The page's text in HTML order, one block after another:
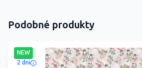
Podobné produkty
NEW
2 dni